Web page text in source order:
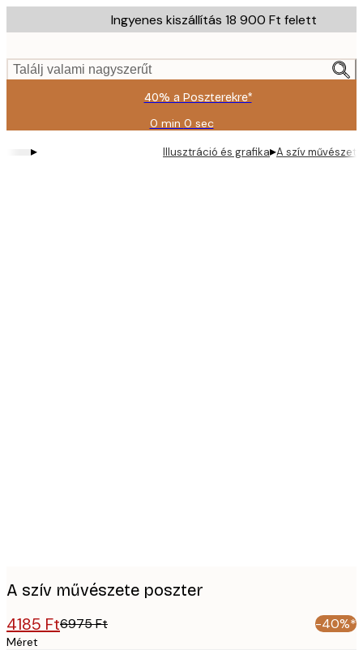
to
content.
Ingyenes kiszállítás 18 900 Ft felett
Találj valami nagyszerűt
40% a Poszterekre*
0 min 0 sec
Érvényes:
2026-
08-
▸ Illusztráció és grafika▸A szív
A szív művészete poszter
4185 Ft6975 Ft -40%*
Méret